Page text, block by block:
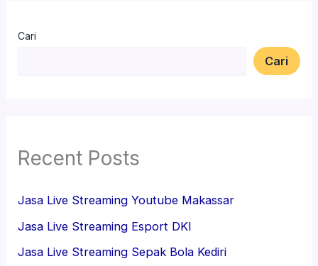
Cari
Cari
Recent Posts
Jasa Live Streaming Youtube Makassar
Jasa Live Streaming Esport DKI
Jasa Live Streaming Sepak Bola Kediri